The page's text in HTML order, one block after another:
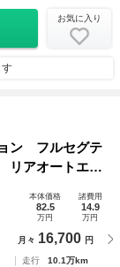
お気に入り
ン フルセグテ
アオートエア
ール パワーウ
スマートキ
本体価格
82.5
万円
諸費用
14.9
万円
月々 16,700 円
走行
10.1万km